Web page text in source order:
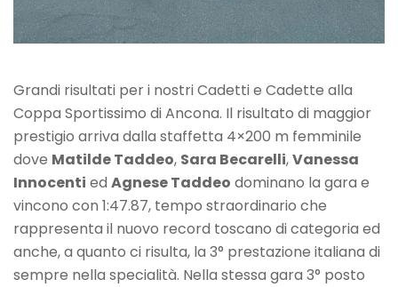
Grandi risultati per i nostri Cadetti e Cadette alla
Coppa Sportissimo di Ancona. Il risultato di maggior
prestigio arriva dalla staffetta 4×200 m femminile
dove Matilde Taddeo, Sara Becarelli,Vanessa
Innocenti ed Agnese Taddeo dominano la gara e
vincono con 1:47.87, tempo straordinario che
rappresenta il nuovo record toscano di categoria ed
anche, a quanto ci risulta, la 3° prestazione italiana di
sempre nella specialità. Nella stessa gara 3° posto